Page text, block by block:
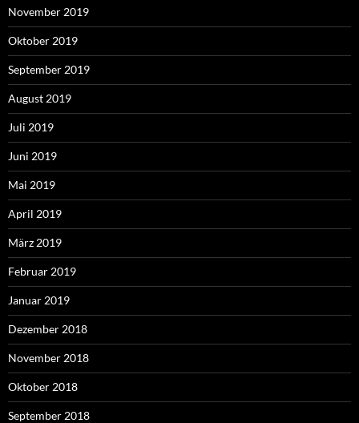
November 2019
Oktober 2019
September 2019
August 2019
Juli 2019
Juni 2019
Mai 2019
April 2019
März 2019
Februar 2019
Januar 2019
Dezember 2018
November 2018
Oktober 2018
September 2018